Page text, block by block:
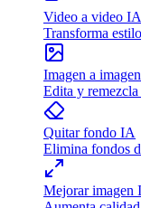
Video a video IA
Transforma
Imagen a
Edita y remezcla
Quitar fondo IA
Elimina fondos
Mejorar imagen